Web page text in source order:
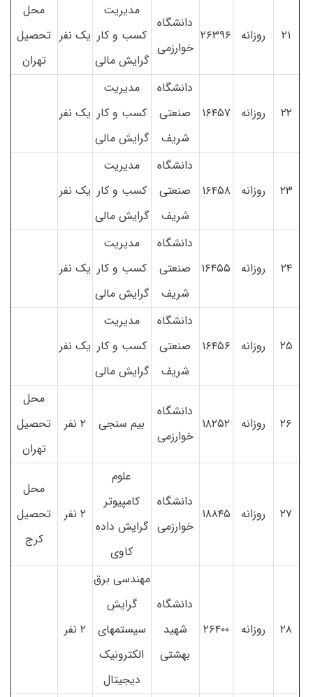
۲۱ روزانه ۲۶۳۹۶
دانشگاه
خوارزمی
مدیریت
کسب و کار
گرایش مالی
یک نفر
محل
تحصیل
تهران
۲۲ روزانه ۱۶۴۵۷
دانشگاه
صنعتی
شریف
مدیریت
کسب و کار
گرایش مالی
یک نفر
۲۳ روزانه ۱۶۴۵۸
دانشگاه
صنعتی
شریف
مدیریت
کسب و کار
گرایش مالی
یک نفر
۲۴ روزانه ۱۶۴۵۵
دانشگاه
صنعتی
شریف
مدیریت
کسب و کار
گرایش مالی
یک نفر
۲۵ روزانه ۱۶۴۵۶
دانشگاه
صنعتی
شریف
مدیریت
کسب و کار
گرایش مالی
یک نفر
۲۶ روزانه ۱۸۲۵۲
دانشگاه
خوارزمی
بیم سنجی ۲ نفر
محل
تحصیل
تهران
۲۷ روزانه ۱۸۸۴۵
دانشگاه
خوارزمی
علوم
کامپیوتر
گرایش داده
کاوی
۲ نفر
محل
تحصیل
کرج
۲۸ روزانه ۲۶۴۰۰
دانشگاه
شهید
بهشتی
مهندسی برق
گرایش
سیستمهای
الکترونیک
دیجیتال
۲ نفر